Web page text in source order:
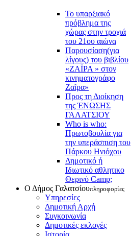
Το υπαρξιακό
πρόβλημα της
χώρας στην τροχιά
του 21ου αιώνα
Παρουσίαση(για
λίγους) του βιβλίου
«ΖΑΪΡΑ » στον
κινηματογράφο
Ζαΐρα»
Προς τη Διοίκηση
της ΈΝΩΣΗΣ
ΓΑΛΑΤΣΙΟΥ
Who is who:
Πρωτοβουλία για
την υπεράσπιση του
Πάρκου Ηνιόχου
Δημοτικό ή
Ιδιωτικό αθλητικο
Θερινό Camp;
Ο Δήμος Γαλατσίουπληροφορίες
Υπηρεσίες
Δημοτική Αρχή
Συγκοινωνία
Δημοτικές εκλογές